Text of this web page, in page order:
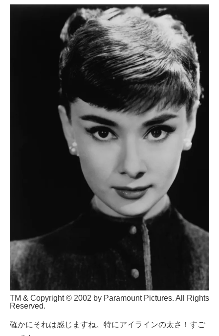
TM & Copyright © 2002 by Paramount Pictures. All Rights
Reserved.
確かにそれは感じますね。特にアイラインの太さ！すご